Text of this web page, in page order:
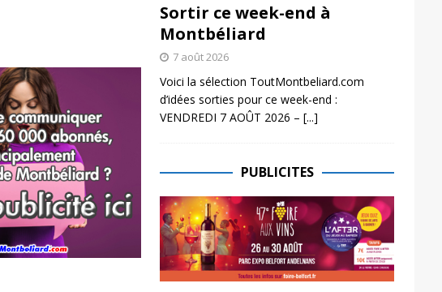
Sortir ce week-end à
Montbéliard
7 août 2026
Voici la sélection ToutMontbeliard.com
d’idées sorties pour ce week-end :
VENDREDI 7 AOÛT 2026 – [...]
PUBLICITES